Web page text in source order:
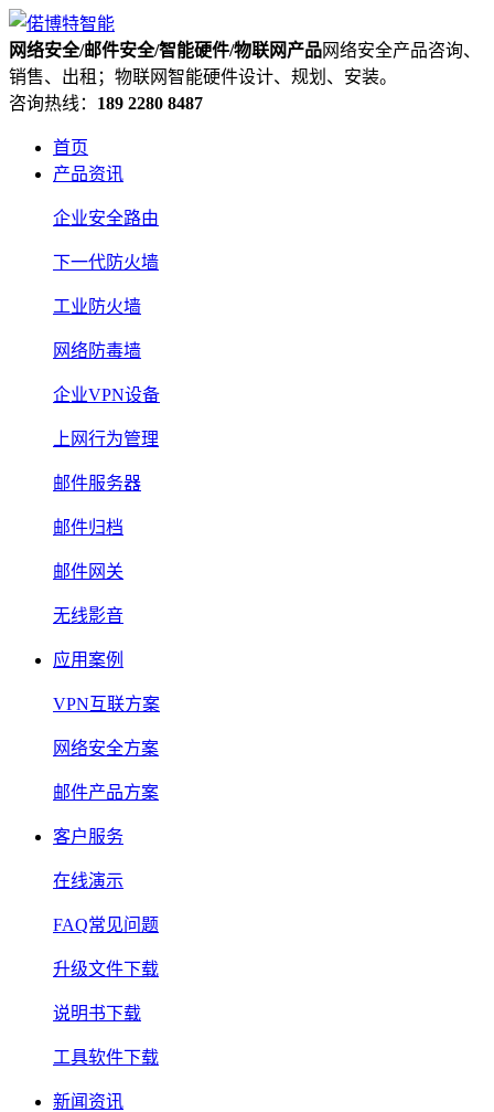
网络安全/邮件安全/智能硬件/物联网产品网络安全产品咨询、
销售、出租；物联网智能硬件设计、规划、安装。
咨询热线： 189 2280 8487
首页
产品资讯
企业安全路由
下一代防火墙
工业防火墙
网络防毒墙
企业VPN设备
上网行为管理
邮件服务器
邮件归档
邮件网关
无线影音
应用案例
VPN互联方案
网络安全方案
邮件产品方案
客户服务
在线演示
FAQ常见问题
升级文件下载
说明书下载
工具软件下载
新闻资讯